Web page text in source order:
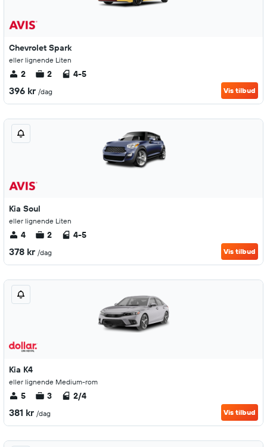
Chevrolet Spark
eller lignende Liten
2 2 4-5
396 kr /dag Vis tilbud
Kia Soul
eller lignende Liten
4 2 4-5
378 kr /dag Vis tilbud
Kia K4
eller lignende Medium-rom
5 3 2/4
381 kr /dag Vis tilbud